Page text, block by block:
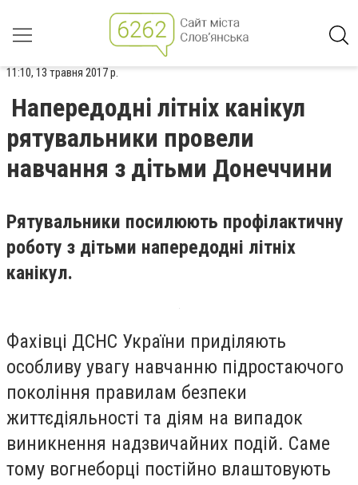
11:10, 13 травня 2017 р.
Напередодні літніх канікул
рятувальники провели
навчання з дітьми Донеччини
Рятувальники посилюють профілактичну
роботу з дітьми напередодні літніх
канікул.
Фахівці ДСНС України приділяють
особливу увагу навчанню підростаючого
покоління правилам безпеки
життєдіяльності та діям на випадок
виникнення надзвичайних подій. Саме
тому вогнеборці постійно влаштовують